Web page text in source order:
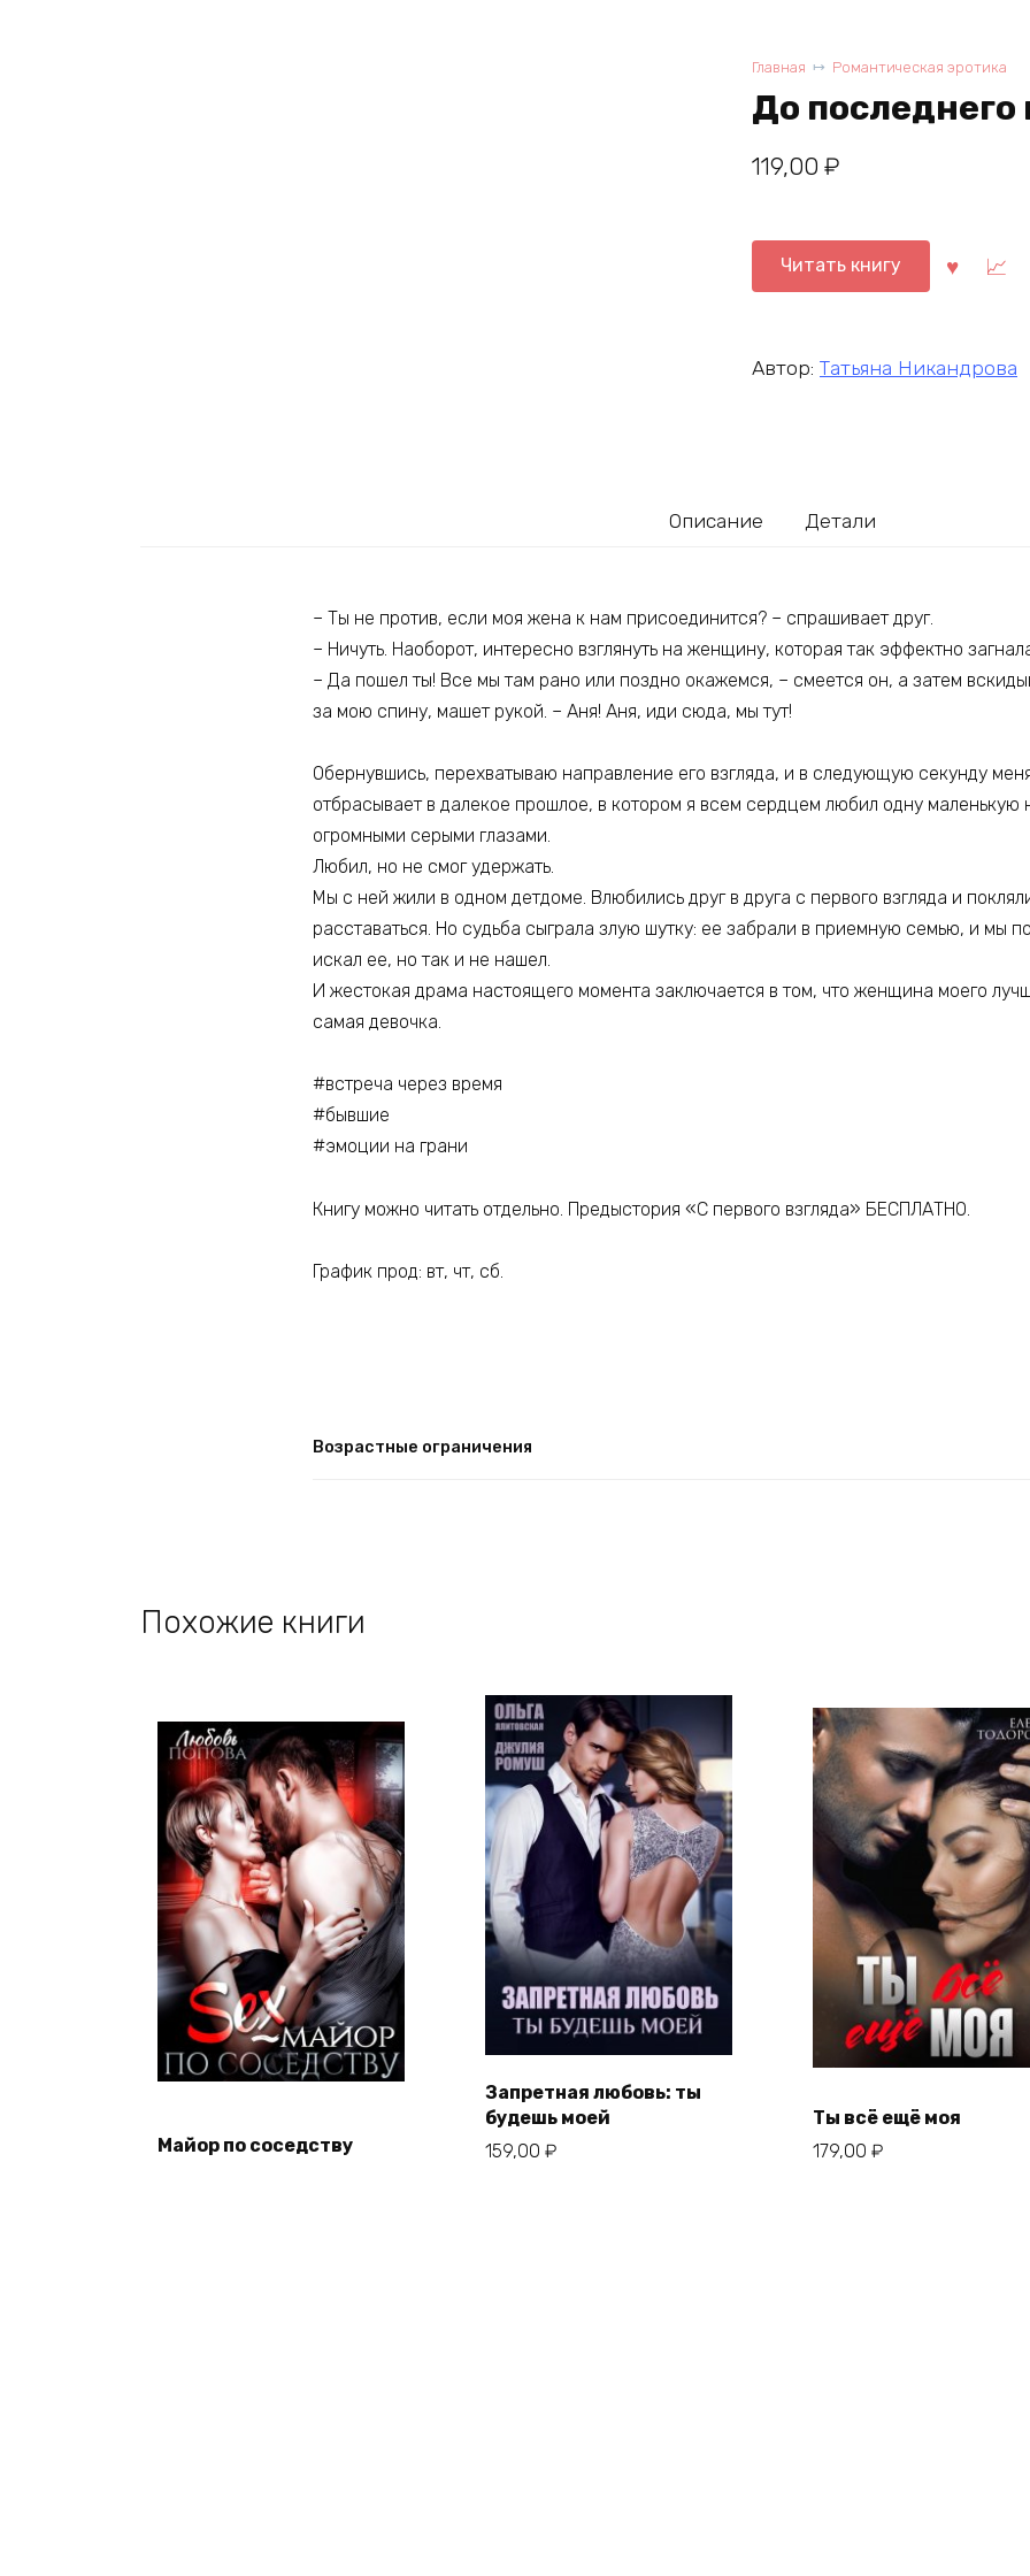
Главная Романтическая эротика
До последнего
119,00 ₽
Читать книгу
Автор: Татьяна Никандрова
Описание Детали
– Ты не против, если моя жена к нам присоединится? – спрашивает друг.
– Ничуть. Наоборот, интересно взглянуть на женщину, которая так эффектно
– Да пошел ты! Все мы там рано или поздно окажемся, – смеется он, а затем
за мою спину, машет рукой. – Аня! Аня, иди сюда, мы тут!
Обернувшись, перехватываю направление его взгляда, и в следующую секунду
отбрасывает в далекое прошлое, в котором я всем сердцем любил одну маленькую
огромными серыми глазами.
Любил, но не смог удержать.
Мы с ней жили в одном детдоме. Влюбились друг в друга с первого взгляда и
расставаться. Но судьба сыграла злую шутку: ее забрали в приемную семью, и мы
искал ее, но так и не нашел.
И жестокая драма настоящего момента заключается в том, что женщина моего
самая девочка.
#встреча через время
#бывшие
#эмоции на грани
Книгу можно читать отдельно. Предыстория «С первого взгляда» БЕСПЛАТНО.
График прод: вт, чт, сб.
Возрастные ограничения
Похожие книги
Майор по соседству
Запретная любовь: ты
будешь моей
159,00 ₽
Ты всё ещё моя
179,00 ₽